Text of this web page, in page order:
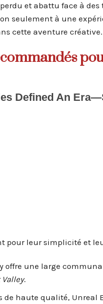
et abattu face à
seulement à une
cette aventure créative.
pour leur simplicité et
offre une large
.
de haute qualité,